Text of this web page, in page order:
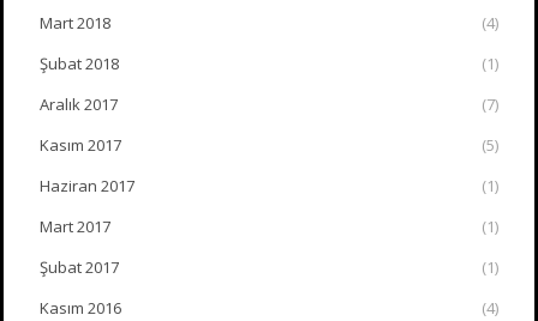
Mart 2018
(4)
Şubat 2018
(1)
Aralık 2017
(7)
Kasım 2017
(5)
Haziran 2017
(1)
Mart 2017
(1)
Şubat 2017
(1)
Kasım 2016
(4)